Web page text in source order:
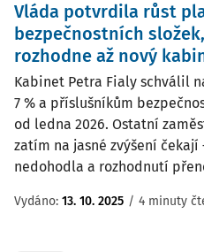
Vláda potvrdila růst
bezpečnostních
rozhodne až nový
Kabinet Petra Fialy schválil
7 % a příslušníkům
od ledna 2026. Ostatní
zatím na jasné zvýšení čekají
nedohodla a rozhodnutí
Vydáno: 13. 10. 2025 / 4 minuty